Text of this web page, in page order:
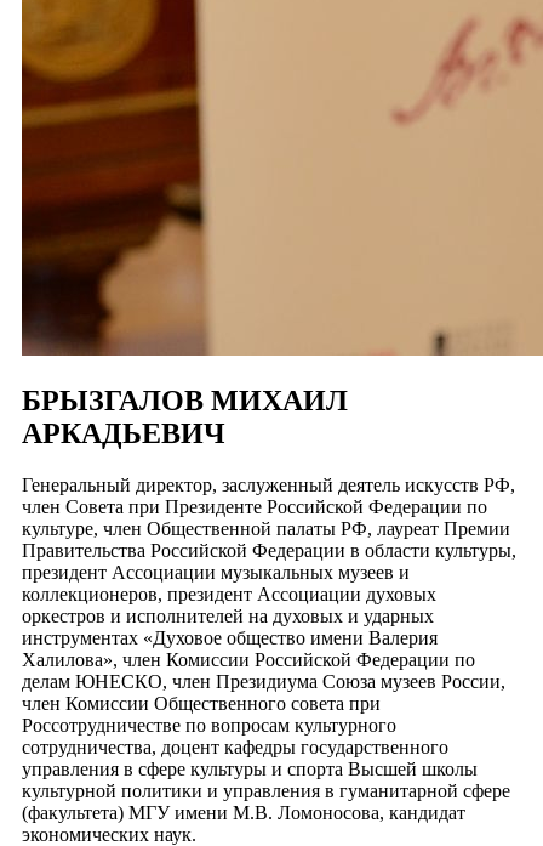
БРЫЗГАЛОВ МИХАИЛ
АРКАДЬЕВИЧ
Генеральный директор, заслуженный деятель искусств РФ,
член Совета при Президенте Российской Федерации по
культуре, член Общественной палаты РФ, лауреат Премии
Правительства Российской Федерации в области культуры,
президент Ассоциации музыкальных музеев и
коллекционеров, президент Ассоциации духовых
оркестров и исполнителей на духовых и ударных
инструментах «Духовое общество имени Валерия
Халилова», член Комиссии Российской Федерации по
делам ЮНЕСКО, член Президиума Союза музеев России,
член Комиссии Общественного совета при
Россотрудничестве по вопросам культурного
сотрудничества, доцент кафедры государственного
управления в сфере культуры и спорта Высшей школы
культурной политики и управления в гуманитарной сфере
(факультета) МГУ имени М.В. Ломоносова, кандидат
экономических наук.